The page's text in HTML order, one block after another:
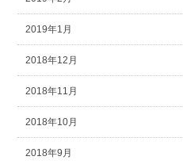
2019年1月
2018年12月
2018年11月
2018年10月
2018年9月